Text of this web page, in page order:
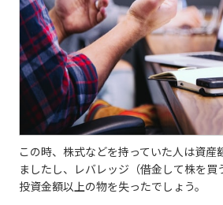
この時、株式などを持っていた人は資産
ましたし、レバレッジ（借金して株を
投資金額以上の物を失ったでしょう。